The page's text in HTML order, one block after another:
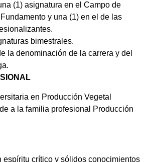
(1) asignatura en el Campo de
y una (1) en el de las
bimestrales.
la denominación de la carrera y del
en Producción Vegetal
a la familia profesional Producción
espíritu crítico y sólidos conocimientos